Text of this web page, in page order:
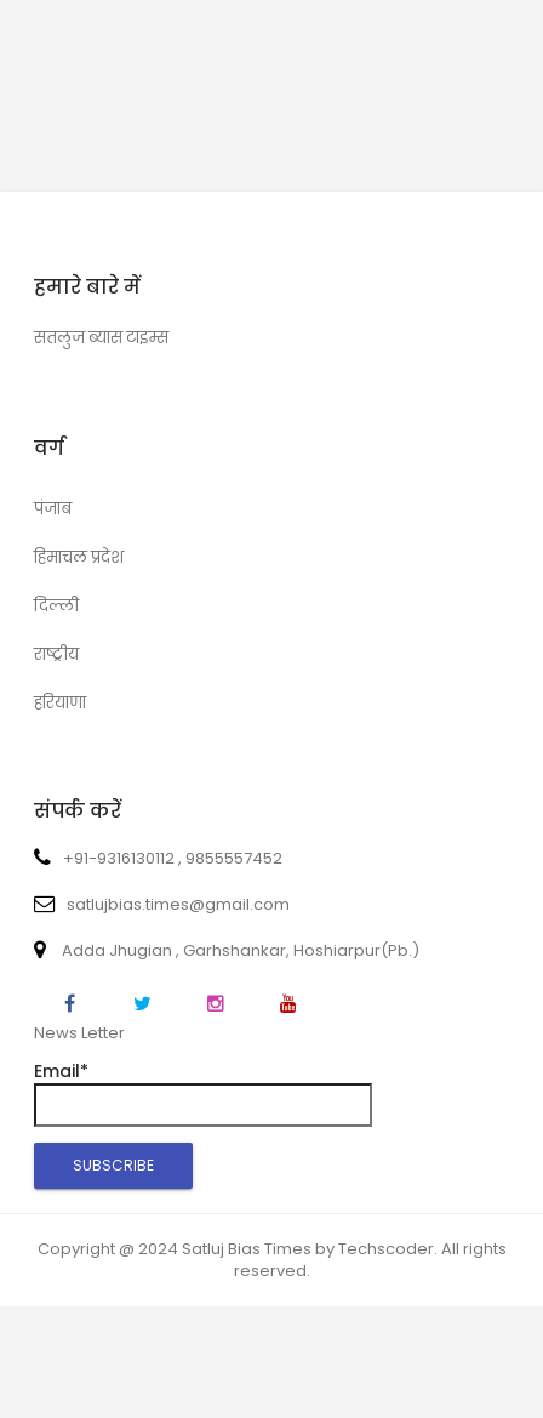
हमारे बारे में
सतलुज ब्यास टाइम्स
वर्ग
पंजाब
हिमाचल प्रदेश
दिल्ली
राष्ट्रीय
हरियाणा
संपर्क करें
+91-9316130112 , 9855557452
satlujbias.times@gmail.com
Adda Jhugian , Garhshankar, Hoshiarpur(Pb.)
News Letter
Email*
Copyright @ 2024 Satluj Bias Times by Techscoder. All rights
reserved.